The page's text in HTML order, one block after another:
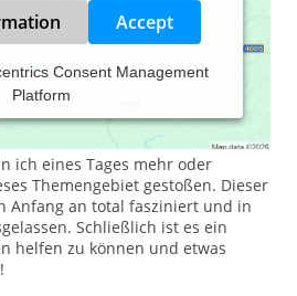
Accept
Consent Management
Platform
Ich bin Jahrgang 1965 und
Coach - insbesondere im Bereich
meiner zahlreichen
ich eines Tages mehr oder
Themengebiet gestoßen. Dieser
Anfang an total fasziniert und in
Schließlich ist es ein
helfen zu können und etwas